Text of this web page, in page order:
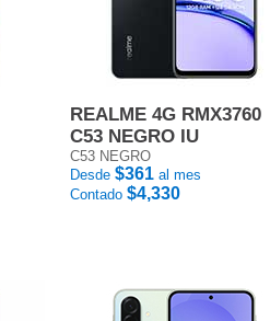
REALME 4G RMX3760
C53 NEGRO IU
C53 NEGRO
Desde $361 al mes
Contado $4,330